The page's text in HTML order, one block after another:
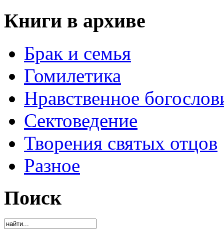
Книги в архиве
Брак и семья
Гомилетика
Нравственное
Сектоведение
Творения святых отцов
Разное
Поиск